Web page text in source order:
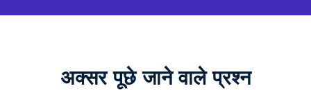
अक्सर पूछे जाने वाले प्रश्न